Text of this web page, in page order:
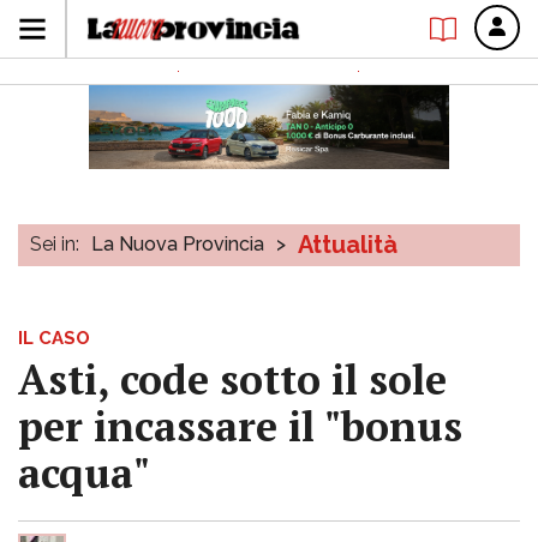
Sei in: La Nuova Provincia > Attualità
IL CASO
Asti, code sotto il sole
per incassare il "bonus
acqua"